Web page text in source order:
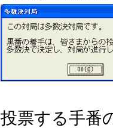
投票する手番